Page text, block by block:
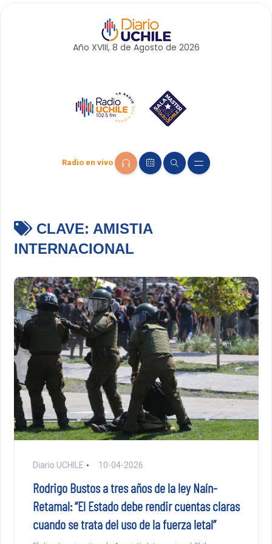
Año XVIII, 8 de Agosto de 2026
Radio en vivo
CLAVE: AMISTIA
INTERNACIONAL
Diario UCHILE 10-04-2026
Rodrigo Bustos a tres años de la ley Naín-
Retamal: “El Estado debe rendir cuentas claras
cuando se trata del uso de la fuerza letal”